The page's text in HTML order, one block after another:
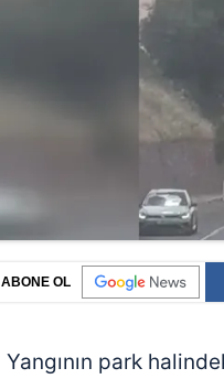
ABONE OL
Yangının park